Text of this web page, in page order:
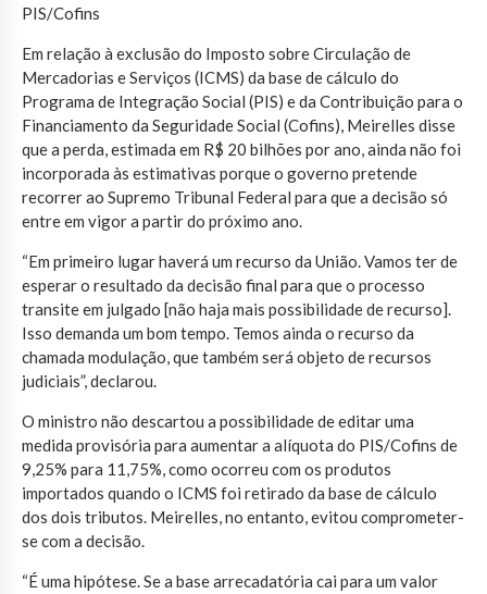
PIS/Cofins
Em relação à exclusão do Imposto sobre Circulação de
Mercadorias e Serviços (ICMS) da base de cálculo do
Programa de Integração Social (PIS) e da Contribuição para o
Financiamento da Seguridade Social (Cofins), Meirelles disse
que a perda, estimada em R$ 20 bilhões por ano, ainda não foi
incorporada às estimativas porque o governo pretende
recorrer ao Supremo Tribunal Federal para que a decisão só
entre em vigor a partir do próximo ano.
“Em primeiro lugar haverá um recurso da União. Vamos ter de
esperar o resultado da decisão final para que o processo
transite em julgado [não haja mais possibilidade de recurso].
Isso demanda um bom tempo. Temos ainda o recurso da
chamada modulação, que também será objeto de recursos
judiciais”, declarou.
O ministro não descartou a possibilidade de editar uma
medida provisória para aumentar a alíquota do PIS/Cofins de
9,25% para 11,75%, como ocorreu com os produtos
importados quando o ICMS foi retirado da base de cálculo
dos dois tributos. Meirelles, no entanto, evitou comprometer-
se com a decisão.
“É uma hipótese. Se a base arrecadatória cai para um valor